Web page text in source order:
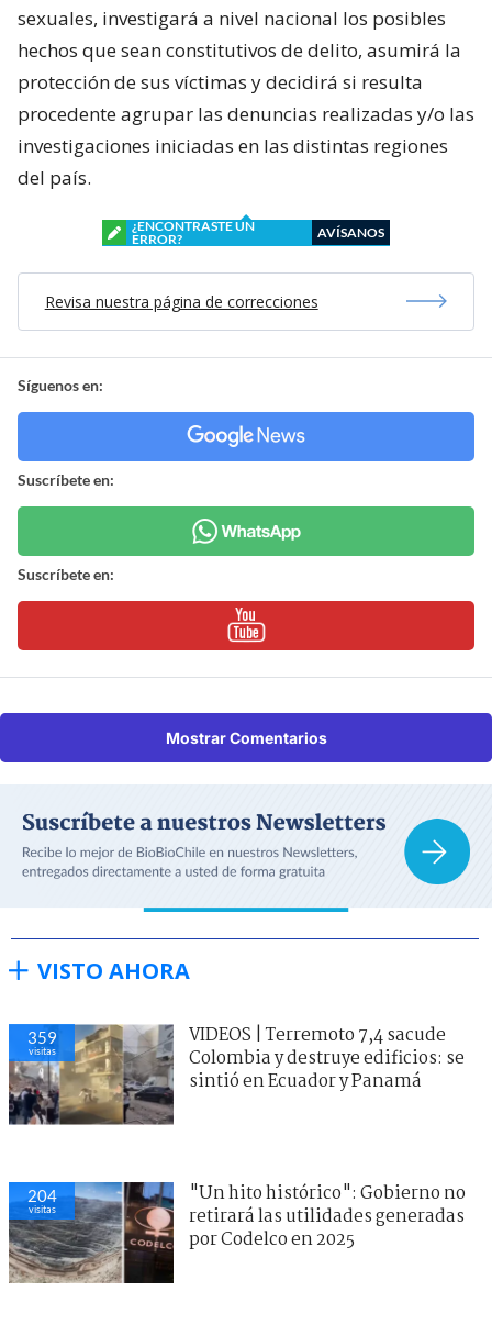
sexuales, investigará a nivel nacional los posibles
hechos que sean constitutivos de delito, asumirá la
protección de sus víctimas y decidirá si resulta
procedente agrupar las denuncias realizadas y/o las
investigaciones iniciadas en las distintas regiones
del país.
¿ENCONTRASTE UN
ERROR?
AVÍSANOS
Revisa nuestra página de correcciones
Síguenos en:
Suscríbete en:
Suscríbete en:
Mostrar Comentarios
VISTO AHORA
359
visitas
VIDEOS | Terremoto 7,4 sacude
Colombia y destruye edificios: se
sintió en Ecuador y Panamá
204
visitas
"Un hito histórico": Gobierno no
retirará las utilidades generadas
por Codelco en 2025